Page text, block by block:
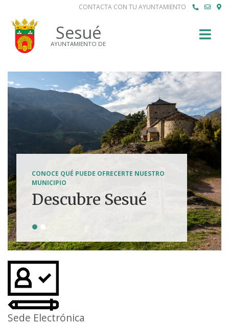
CONTACTA CON TU AYUNTAMIENTO
Sesué
AYUNTAMIENTO DE
CONOCE QUÉ PUEDE OFRECERTE NUESTRO
MUNICIPIO
Descubre Sesué
Tierra de
aventuras
Sede Electrónica